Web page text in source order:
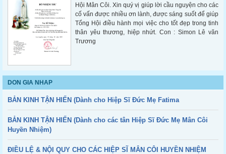
Hội Mân Côi. Xin quý vị giúp lời cầu nguyện cho các
cố vấn được nhiều ơn lành, được sáng suốt để giúp
Tổng Hội điều hành mọi việc cho tốt đẹp trong tinh
thân yêu thương, hiệp nhứt. Con : Simon Lê văn
Trương
DON GIA NHAP
BẢN KINH TẬN HIẾN (Dành cho Hiệp Sĩ Đức Mẹ Fatima
BẢN KINH TẬN HIẾN (Dành cho các tân Hiệp Sĩ Đức Mẹ Mân Côi
Huyền Nhiệm)
ĐIỀU LỆ & NỘI QUY CHO CÁC HIỆP SĨ MÂN CÔI HUYỀN NHIỆM